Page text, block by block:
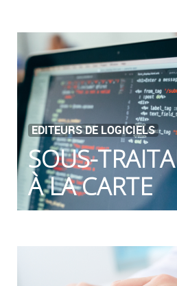
EDITEURS DE LOGICIELS
SOUS-
À LA CARTE